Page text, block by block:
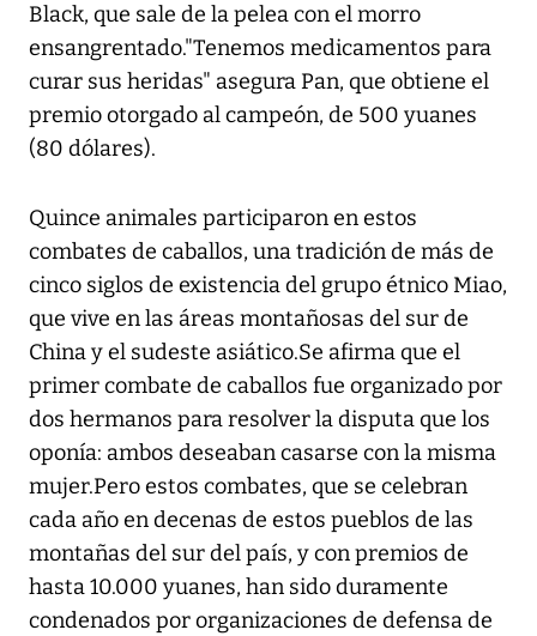
Black, que sale de la pelea con el morro
ensangrentado."Tenemos medicamentos para
curar sus heridas" asegura Pan, que obtiene el
premio otorgado al campeón, de 500 yuanes
(80 dólares).
Quince animales participaron en estos
combates de caballos, una tradición de más de
cinco siglos de existencia del grupo étnico Miao,
que vive en las áreas montañosas del sur de
China y el sudeste asiático.Se afirma que el
primer combate de caballos fue organizado por
dos hermanos para resolver la disputa que los
oponía: ambos deseaban casarse con la misma
mujer.Pero estos combates, que se celebran
cada año en decenas de estos pueblos de las
montañas del sur del país, y con premios de
hasta 10.000 yuanes, han sido duramente
condenados por organizaciones de defensa de